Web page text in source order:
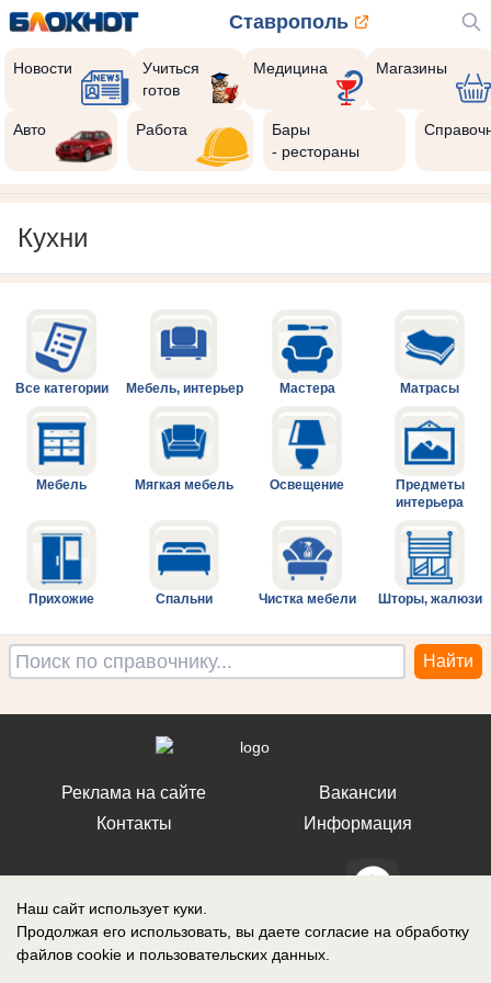
Ставрополь
Новости
Учиться
готов
Медицина Магазины
Авто Работа
Бары
- рестораны
Кухни
Все категории Мебель, интерьер Мастера Матрасы
Мебель Мягкая мебель Освещение
Предметы
интерьера
Прихожие Спальни Чистка мебели Шторы, жалюзи
Реклама на сайте
Контакты
Вакансии
Информация
СМИ Блокнот Ставрополь зарегистрировано Федеральной службой по
надзору в сфере связи, информационных технологий и массовых
Наш сайт использует куки.
Продолжая его использовать, вы даете согласие на обработку
файлов cookie и пользовательских данных.